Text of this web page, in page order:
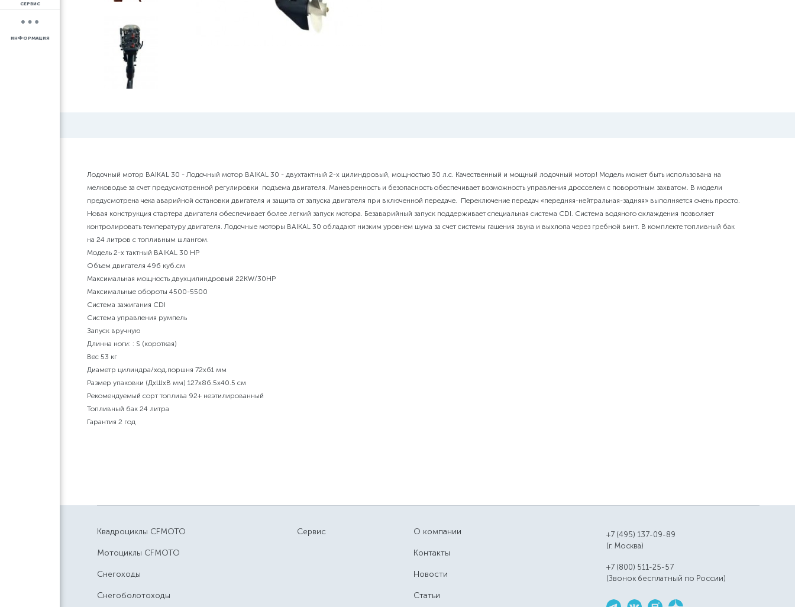
СЕРВИС
ИНФОРМАЦИЯ
Лодочный мотор BAIKAL 30 - Лодочный мотор BAIKAL 30 - двухтактный 2-х цилиндровый, мощностью 30 л.с. Качественный и мощный лодочный мотор! Модель может быть использована на
мелководье за счет предусмотренной регулировки подъема двигателя. Маневренность и безопасность обеспечивает возможность управления дросселем с поворотным захватом. В модели
предусмотрена чека аварийной остановки двигателя и защита от запуска двигателя при включенной передаче. Переключение передач «передняя-нейтральная-задняя» выполняется очень просто.
Новая конструкция стартера двигателя обеспечивает более легкий запуск мотора. Безаварийный запуск поддерживает специальная система CDI. Система водяного охлаждения позволяет
контролировать температуру двигателя. Лодочные моторы BAIKAL 30 обладают низким уровнем шума за счет системы гашения звука и выхлопа через гребной винт. В комплекте топливный бак
на 24 литров с топливным шлангом.
Модель 2-х тактный BAIKAL 30 HP
Объем двигателя 496 куб.см
Максимальная мощность двухцилиндровый 22KW/30HP
Максимальные обороты 4500-5500
Система зажигания CDI
Система управления румпель
Запуск вручную
Длинна ноги: : S (короткая)
Вес 53 кг
Диаметр цилиндра/ход.поршня 72х61 мм
Размер упаковки (ДхШхВ мм) 127х86.5х40.5 см
Рекомендуемый сорт топлива 92+ неэтилированный
Топливный бак 24 литра
Гарантия 2 год
Квадроциклы CFMOTO
Мотоциклы CFMOTO
Снегоходы
Снегоболотоходы
Сервис О компании
Контакты
Новости
Статьи
+7 (495) 137-09-89
(г. Москва)
+7 (800) 511-25-57
(Звонок бесплатный по России)